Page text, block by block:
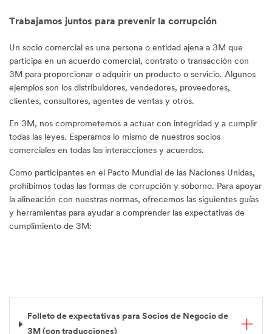
Trabajamos juntos para prevenir la corrupción
Un socio comercial es una persona o entidad ajena a 3M que
participa en un acuerdo comercial, contrato o transacción con
3M para proporcionar o adquirir un producto o servicio. Algunos
ejemplos son los distribuidores, vendedores, proveedores,
clientes, consultores, agentes de ventas y otros.
En 3M, nos comprometemos a actuar con integridad y a cumplir
todas las leyes. Esperamos lo mismo de nuestros socios
comerciales en todas las interacciones y acuerdos.
Como participantes en el Pacto Mundial de las Naciones Unidas,
prohibimos todas las formas de corrupción y soborno. Para apoyar
la alineación con nuestras normas, ofrecemos las siguientes guías
y herramientas para ayudar a comprender las expectativas de
cumplimiento de 3M:
Folleto de expectativas para Socios de Negocio de
3M (con traducciones)